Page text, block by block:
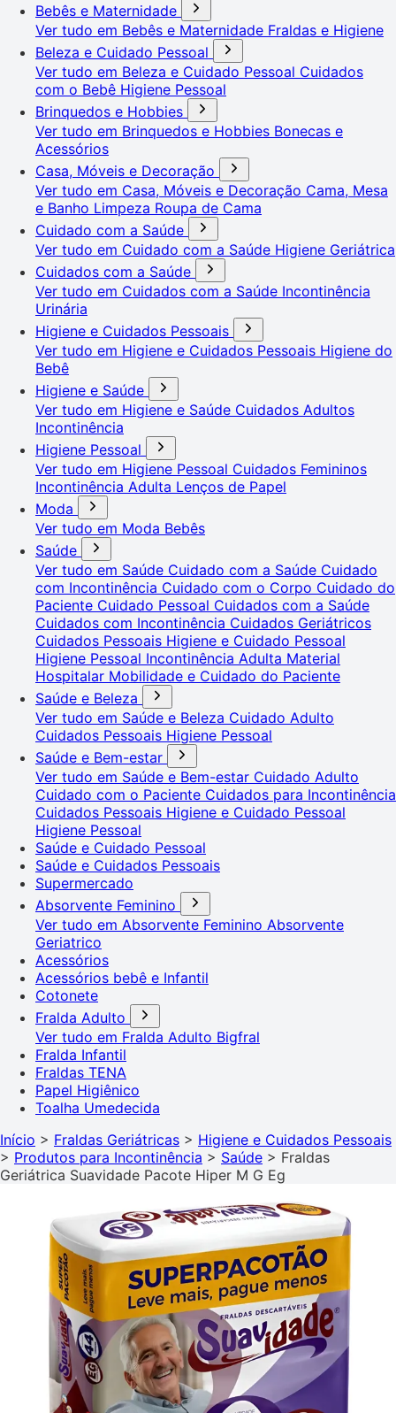
Bebês e Maternidade
Ver tudo em Bebês e Maternidade Fraldas e Higiene
Beleza e Cuidado Pessoal
Ver tudo em Beleza e Cuidado Pessoal Cuidados
com o Bebê Higiene Pessoal
Brinquedos e Hobbies
Ver tudo em Brinquedos e Hobbies Bonecas e
Acessórios
Casa, Móveis e Decoração
Ver tudo em Casa, Móveis e Decoração Cama, Mesa
e Banho Limpeza Roupa de Cama
Cuidado com a Saúde
Ver tudo em Cuidado com a Saúde Higiene Geriátrica
Cuidados com a Saúde
Ver tudo em Cuidados com a Saúde Incontinência
Urinária
Higiene e Cuidados Pessoais
Ver tudo em Higiene e Cuidados Pessoais Higiene do
Bebê
Higiene e Saúde
Ver tudo em Higiene e Saúde Cuidados Adultos
Incontinência
Higiene Pessoal
Ver tudo em Higiene Pessoal Cuidados Femininos
Incontinência Adulta Lenços de Papel
Moda
Ver tudo em Moda Bebês
Saúde
Ver tudo em Saúde Cuidado com a Saúde Cuidado
com Incontinência Cuidado com o Corpo Cuidado do
Paciente Cuidado Pessoal Cuidados com a Saúde
Cuidados com Incontinência Cuidados Geriátricos
Cuidados Pessoais Higiene e Cuidado Pessoal
Higiene Pessoal Incontinência Adulta Material
Hospitalar Mobilidade e Cuidado do Paciente
Saúde e Beleza
Ver tudo em Saúde e Beleza Cuidado Adulto
Cuidados Pessoais Higiene Pessoal
Saúde e Bem-estar
Ver tudo em Saúde e Bem-estar Cuidado Adulto
Cuidado com o Paciente Cuidados para Incontinência
Cuidados Pessoais Higiene e Cuidado Pessoal
Higiene Pessoal
Saúde e Cuidado Pessoal
Saúde e Cuidados Pessoais
Supermercado
Absorvente Feminino
Ver tudo em Absorvente Feminino Absorvente
Geriatrico
Acessórios
Acessórios bebê e Infantil
Cotonete
Fralda Adulto
Ver tudo em Fralda Adulto Bigfral
Fralda Infantil
Fraldas TENA
Papel Higiênico
Toalha Umedecida
Início > Fraldas Geriátricas > Higiene e Cuidados Pessoais
> Produtos para Incontinência > Saúde > Fraldas
Geriátrica Suavidade Pacote Hiper M G Eg